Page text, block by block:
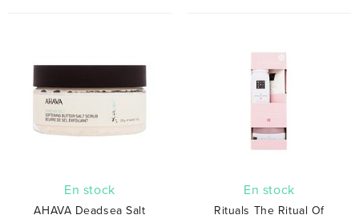
En stock
AHAVA Deadsea Salt
En stock
Rituals The Ritual Of